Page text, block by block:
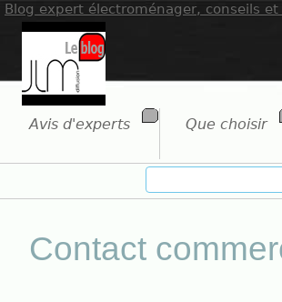
Blog expert électroménager, conseils
Avis d'experts Que choisir
Contact